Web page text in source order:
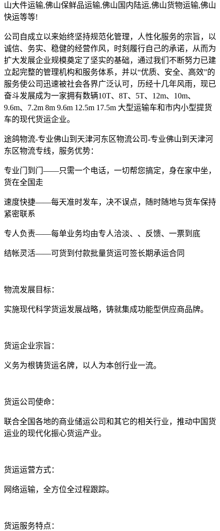
山大件运输,佛山保鲜品运输,佛山国内陆运,佛山货物运输,佛山
快运等等!
公司自成立以来始终坚持规范化管理，人性化服务的宗旨，以
诚信、务实、稳健的经营作风，时刻履行自己的承诺，从而为
扩大发展企业规模奠定了坚实的基础，通过我们不断努力已建
立起完整的管理机构和服务体系，并以“优质、安全、高效”的
服务使公司迅速被社会各界广泛认可，历经十几年风雨，现已
奋斗发展成为一家拥有数辆10T、 8T、 5T、 12m、 10m、
9.6m、 7.2m 8m 9.6m 12.5m 17.5m 大型运输车和市内小型提货
车的现代货运企业。
途鸽物流-专业佛山到 天津河东区物流公司-专业佛山到 天津河
东区物流专线，服务优势：
专业门到门——只需一个电话，一切帮您搞定，身在家中坐，
货在全国走
速度快捷——每天准时发车，决不误点，随时随地与货车保持
紧密联系
专人负责——每单业务均由专人洽淡、、反馈、一票到底
结帐灵活——可货到付款批量货运可签长期承运合同
物流发展目标：
实施现代科学货运发展战略，铸就集成功能型供应商品牌。
货运企业宗旨：
义务为根铸货运名牌，以人为本创行业一流。
货运公司使命：
联合全国各地的商业储运公司和其它的相关行业，推动中国货
运业的现代化振心货运产业。
货运运营方式：
网络运输，全方位全过程跟踪。
货运服务特点：